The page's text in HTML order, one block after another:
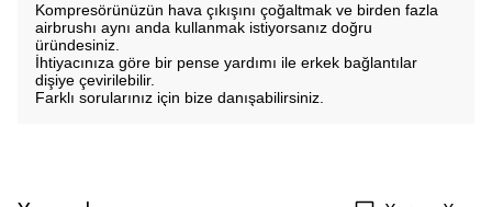
Kompresörünüzün hava çıkışını çoğaltmak ve birden fazla
airbrushı aynı anda kullanmak istiyorsanız doğru
üründesiniz.
İhtiyacınıza göre bir pense yardımı ile erkek bağlantılar
dişiye çevirilebilir.
Farklı sorularınız için bize danışabilirsiniz.